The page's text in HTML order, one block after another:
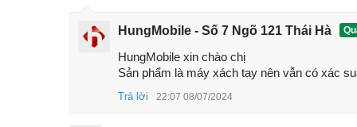
Loa âm thanh nổi kép, Động cơ tuyến tính
Máy quét vân tay trong màn hình Ultra
1. Đánh giá iQOO 12 Pro mới nhất
HungMobile - Số 7 Ngõ 121 Thái Hà
HungMobile xin chào chị
Sản phẩm là máy xách tay nên vẫn có xác
Trả lời 22:07 08/07/2024